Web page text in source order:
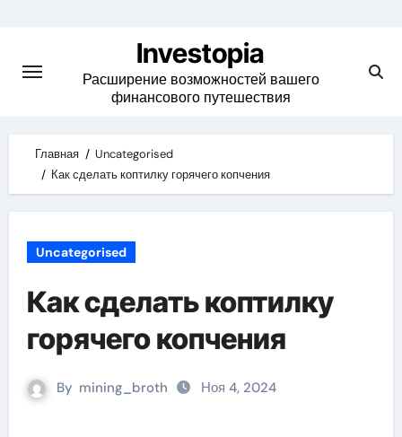
content
Investopia
Расширение возможностей вашего
финансового путешествия
Главная
Uncategorised
Как сделать коптилку горячего копчения
Uncategorised
Как сделать коптилку
горячего копчения
By mining_broth Ноя 4, 2024